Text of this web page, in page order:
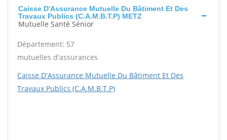
Caisse D'Assurance Mutuelle Du Bâtiment Et Des
Travaux Publics (C.A.M.B.T.P) METZ
Mutuelle Santé Sénior
Département: 57
mutuelles d'assurances
Caisse D'Assurance Mutuelle Du Bâtiment Et Des
Travaux Publics (C.A.M.B.T.P)